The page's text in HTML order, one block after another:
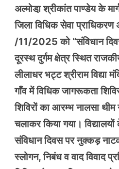
अल्मोडा़ श्रीकांत पाण्डेय के
जिला विधिक सेवा प्राधिकरण
/11/2025 को “संविधान
दूरस्थ दुर्गम क्षेत्र स्थित
लीलाधर भट्ट श्रीराम विद्या
गाँव में विधिक जागरूकता
शिविरों का आरम्भ नालसा
चलाकर किया गया। विद्यालयों के
संविधान दिवस पर नुक्कड़
स्लोगन, निबंध व वाद विवाद